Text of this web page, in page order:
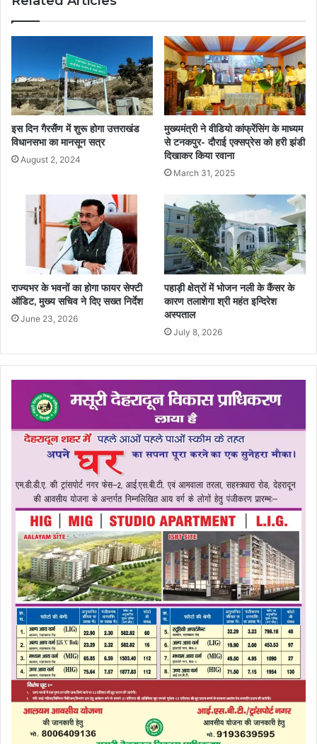
इस दिन गैरसैंण में शुरू होगा उत्तराखंड
विधानसभा का मानसून सत्र
August 2, 2024
मुख्यमंत्री ने वीडियो कांफ्रेंसिंग के माध्यम
से टनकपुर- दौराई एक्सप्रेस को हरी झंडी
दिखाकर किया रवाना
March 31, 2025
राज्यभर के भवनों का होगा फायर सेफ्टी
ऑडिट, मुख्य सचिव ने दिए सख्त निर्देश
June 23, 2026
पहाड़ी क्षेत्रों में भोजन नली के कैंसर के
कारण तलाशेगा श्री महंत इन्दिरेश
अस्पताल
July 8, 2026